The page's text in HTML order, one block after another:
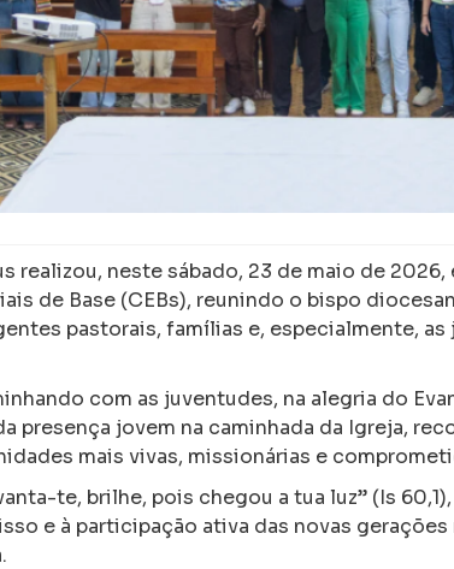
realizou, neste sábado, 23 de maio de 2026,
de Base (CEBs), reunindo o bispo
pastorais, famílias e, especialmente,
com as juventudes, na alegria do
presença jovem na caminhada da Igreja,
mais vivas, missionárias e
te, brilhe, pois chegou a tua luz” (Is
e à participação ativa das novas